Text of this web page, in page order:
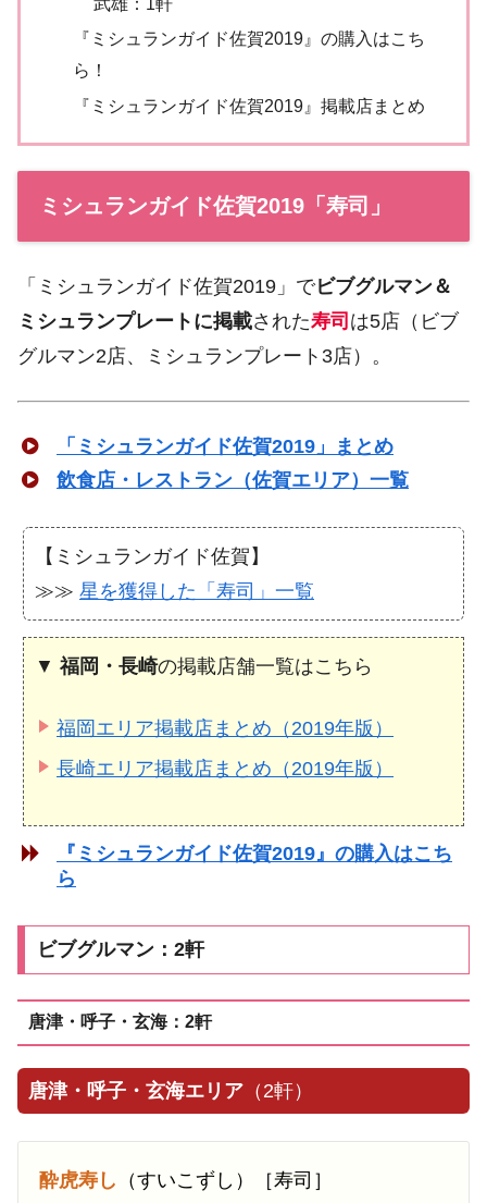
『ミシュランガイド佐賀2019』の購入はこち
ら！
『ミシュランガイド佐賀2019』掲載店まとめ
ミシュランガイド佐賀2019「寿司」
「ミシュランガイド佐賀2019」でビブグルマン＆
ミシュランプレートに掲載された寿司 は5店（ビブ
グルマン2店、ミシュランプレート3店）。
「ミシュランガイド佐賀2019」まとめ
飲食店・レストラン（佐賀エリア）一覧
【ミシュランガイド佐賀】
≫≫ 星を獲得した「寿司」一覧
▼ 福岡・長崎の掲載店舗一覧はこちら
福岡エリア掲載店まとめ（2019年版）
長崎エリア掲載店まとめ（2019年版）
『ミシュランガイド佐賀2019』の購入はこち
ら
ビブグルマン：2軒
唐津・呼子・玄海：2軒
唐津・呼子・玄海エリア （2軒）
酔虎寿し （すいこずし）［寿司］